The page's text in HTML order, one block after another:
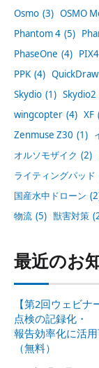
Osmo (3) OSMO
Phantom 4 (5)
PhaseOne (4)
PPK (4) QuickDraw
Skydio (1) Skydio2
wingcopter (4) XF
Zenmuse Z30 (1)
オルソモザイク (2)
ライティングパッド
国産水中ドローン
物流 (5) 獣害対策
最近のお
【第2回ウェビ
点検の記録化・
報告効率化に活
（無料）